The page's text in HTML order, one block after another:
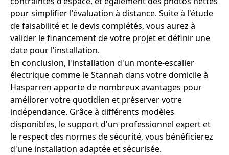
pour simplifier l'évaluation à distance. Suite à l'étude
de faisabilité et le devis complétés, vous aurez à
valider le financement de votre projet et définir une
date pour l'installation.
En conclusion, l'installation d'un monte-escalier
électrique comme le Stannah dans votre domicile à
Hasparren apporte de nombreux avantages pour
améliorer votre quotidien et préserver votre
indépendance. Grâce à différents modèles
disponibles, le support d'un professionnel expert et
le respect des normes de sécurité, vous bénéficierez
d'une installation adaptée et sécurisée.